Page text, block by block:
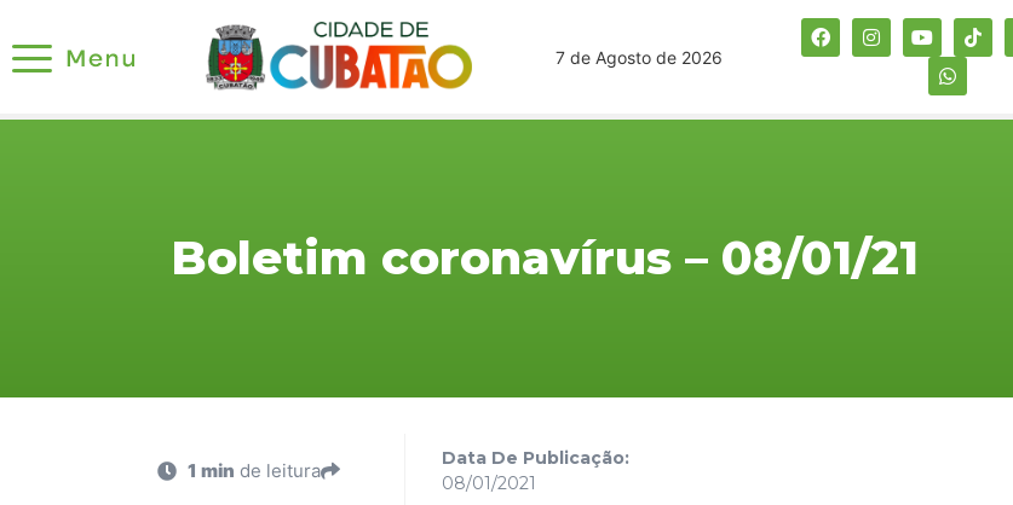
7 de Agosto de 2026
Boletim coronavírus – 08/01/21
1 min de leitura
Data De Publicação:
08/01/2021